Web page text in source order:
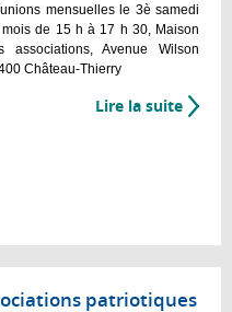
mensuelles le 3è samedi
de 15 h à 17 h 30, Maison
associations, Avenue Wilson
Château-Thierry
Lire la suite
patriotiques